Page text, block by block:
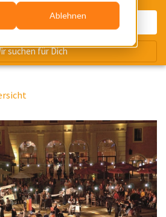
Ablehnen
suchen für Dich